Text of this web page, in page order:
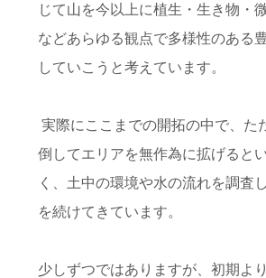
じて山を今以上に植生・生き物・
などあらゆる観点で多様性のある
していこうと考えています。
実際にここまでの開拓の中で、た
倒してエリアを無作為に拡げると
く、土中の環境や水の流れを調査
を続けてきています。
少しずつではありますが、初期よ